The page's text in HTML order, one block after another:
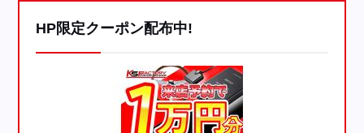
HP限定クーポン配布中!